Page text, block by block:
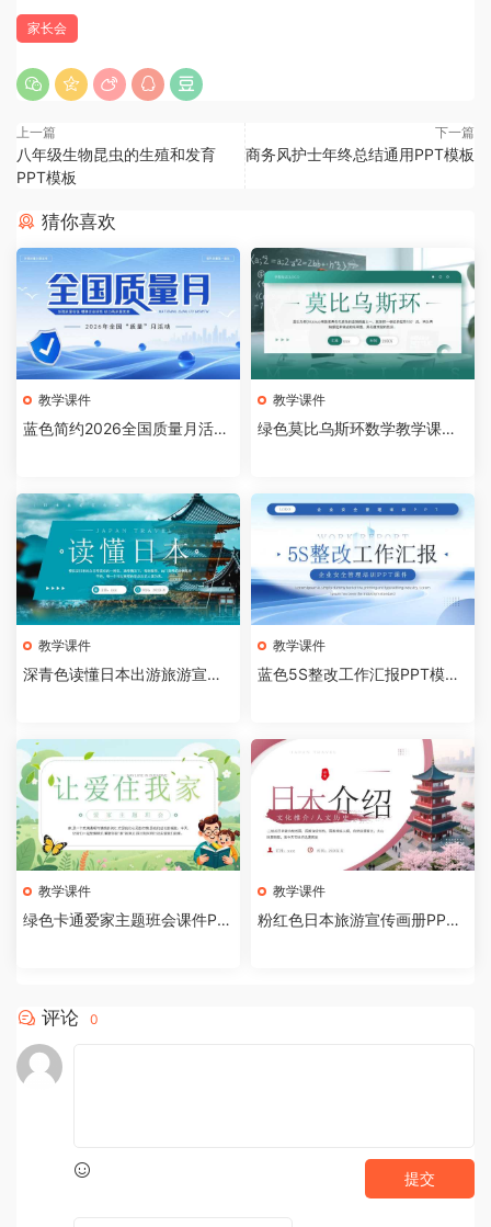
家长会
上一篇
八年级生物昆虫的生殖和发育
PPT模板
下一篇
商务风护士年终总结通用PPT模板
猜你喜欢
教学课件
蓝色简约2026全国质量月活动
教学课件
绿色莫比乌斯环数学教学课件P
教学课件
深青色读懂日本出游旅游宣传
教学课件
蓝色5S整改工作汇报PPT模板
教学课件
绿色卡通爱家主题班会课件PP
教学课件
粉红色日本旅游宣传画册PPT
评论 0
提交